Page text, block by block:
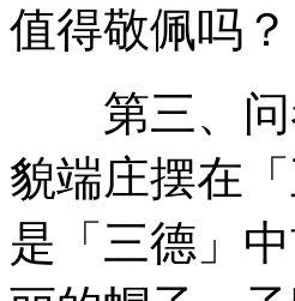
值得敬佩吗
第三、问
貌端庄摆在
是「三德」